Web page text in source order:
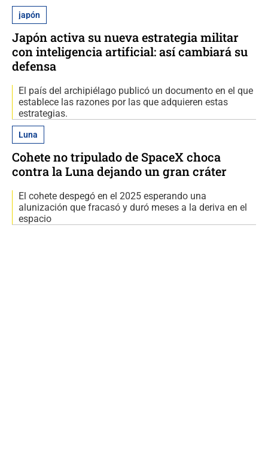
japón
Japón activa su nueva estrategia militar
con inteligencia artificial: así cambiará su
defensa
El país del archipiélago publicó un documento en el que
establece las razones por las que adquieren estas
estrategias.
Luna
Cohete no tripulado de SpaceX choca
contra la Luna dejando un gran cráter
El cohete despegó en el 2025 esperando una
alunización que fracasó y duró meses a la deriva en el
espacio